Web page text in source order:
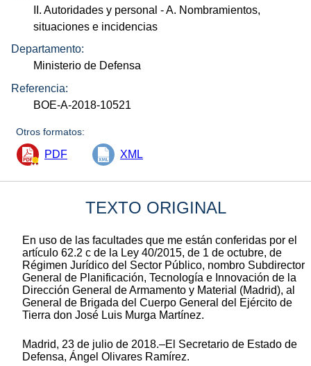
II. Autoridades y personal - A. Nombramientos,
situaciones e incidencias
Departamento:
Ministerio de Defensa
Referencia:
BOE-A-2018-10521
Otros formatos:
PDF XML
TEXTO ORIGINAL
En uso de las facultades que me están conferidas por el
artículo 62.2 c de la Ley 40/2015, de 1 de octubre, de
Régimen Jurídico del Sector Público, nombro Subdirector
General de Planificación, Tecnología e Innovación de la
Dirección General de Armamento y Material (Madrid), al
General de Brigada del Cuerpo General del Ejército de
Tierra don José Luis Murga Martínez.
Madrid, 23 de julio de 2018.–El Secretario de Estado de
Defensa, Ángel Olivares Ramírez.